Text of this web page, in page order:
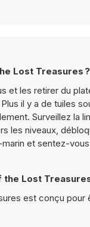
Lost Treasures ?
et les retirer du
il y a de tuiles
Surveillez la
les niveaux,
et sentez-
the Lost
est conçu